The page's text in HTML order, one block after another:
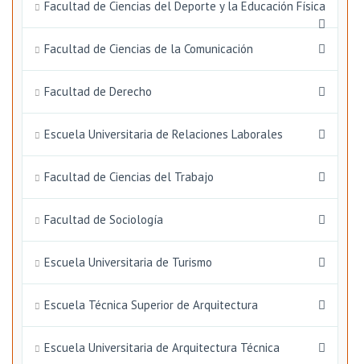
Facultad de Ciencias del Deporte y la Educación Física
Facultad de Ciencias de la Comunicación
Facultad de Derecho
Escuela Universitaria de Relaciones Laborales
Facultad de Ciencias del Trabajo
Facultad de Sociología
Escuela Universitaria de Turismo
Escuela Técnica Superior de Arquitectura
Escuela Universitaria de Arquitectura Técnica